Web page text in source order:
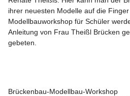
ihrer neuesten Modelle auf die
Modellbauworkshop für Schüler
Anleitung von Frau Theißl Brücken
gebeten.
Brückenbau-Modellbau-Workshop